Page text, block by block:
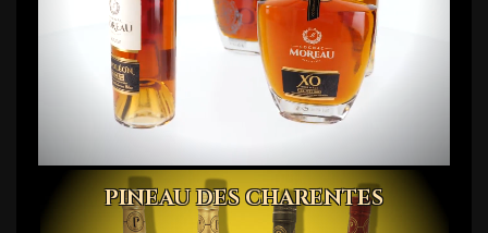
PINEAU DES CHARENTES